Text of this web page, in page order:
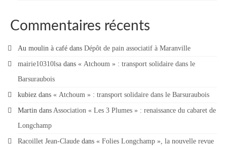
Commentaires récents
Au moulin à café dans Dépôt de pain associatif à Maranville
mairie10310lsa dans « Atchoum » : transport solidaire dans le
Barsuraubois
kubiez dans « Atchoum » : transport solidaire dans le Barsuraubois
Martin dans Association « Les 3 Plumes » : renaissance du cabaret de
Longchamp
Racoillet Jean-Claude dans « Folies Longchamp », la nouvelle revue